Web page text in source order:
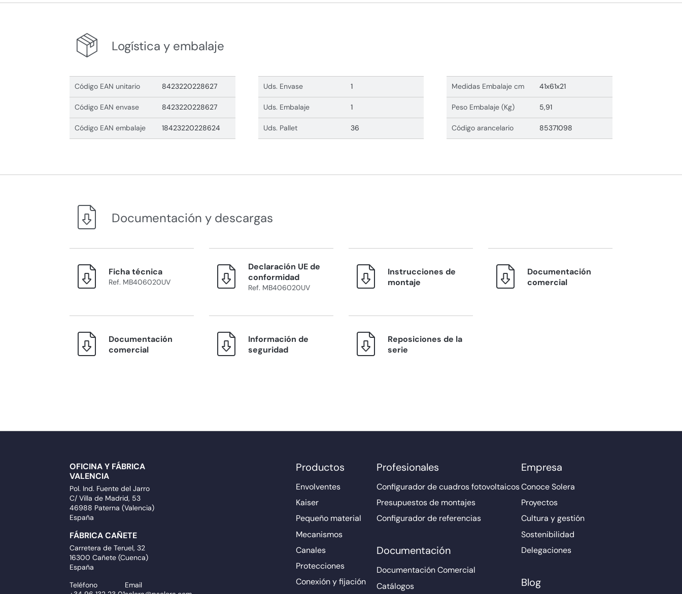
Logística y embalaje
Código EAN unitario 8423220228627
Código EAN envase 8423220228627
Código EAN embalaje 18423220228624
Uds. Envase 1
Uds. Embalaje 1
Uds. Pallet 36
Medidas Embalaje cm 41x61x21
Peso Embalaje (Kg) 5,91
Código arancelario 85371098
Documentación y descargas
Ficha técnica
Ref. MB406020UV
Declaración UE de
conformidad
Ref. MB406020UV
Instrucciones de
montaje
Documentación
comercial
Documentación
comercial
Información de
seguridad
Reposiciones de la
serie
OFICINA Y FÁBRICA
VALENCIA
Pol. Ind. Fuente del Jarro
C/ Villa de Madrid, 53
46988 Paterna (Valencia)
España
FÁBRICA CAÑETE
Carretera de Teruel, 32
16300 Cañete (Cuenca)
España
Teléfono
Email
Productos
Envolventes
Kaiser
Pequeño material
Mecanismos
Canales
Protecciones
Conexión y fijación
Profesionales
Configurador de cuadros fotovoltaicos
Presupuestos de montajes
Configurador de referencias
Documentación
Documentación Comercial
Catálogos
Empresa
Conoce Solera
Proyectos
Cultura y gestión
Sostenibilidad
Delegaciones
Blog